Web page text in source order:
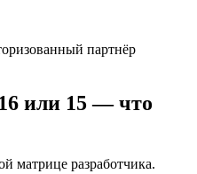
партнёр
или 15 — что
матрице разработчика.